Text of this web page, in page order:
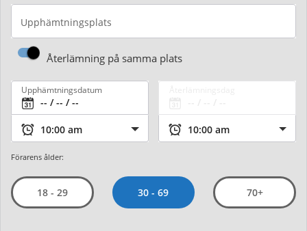
Upphämtningsplats
Återlämning på samma plats
Upphämtningsdatum
Förarens ålder:
18 - 29 30 - 69 70+